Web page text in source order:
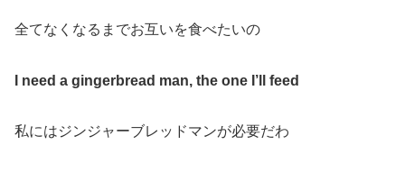
全てなくなるまでお互いを食べたいの
I need a gingerbread man, the one I’ll feed
私にはジンジャーブレッドマンが必要だわ